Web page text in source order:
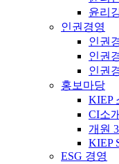
윤리
인권경영
인권
인권
인권
홍보마당
KIEP
CI소개
개원
KIEP
ESG 경영